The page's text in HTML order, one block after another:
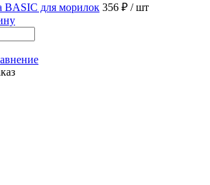
BASIC для морилок 356 ₽ / шт